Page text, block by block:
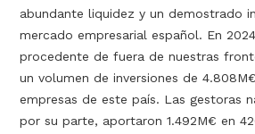
abundante liquidez y un demostrado
mercado empresarial español. En
procedente de fuera de nuestras
un volumen de inversiones de
empresas de este país. Las gestoras
por su parte, aportaron 1.492M€ en